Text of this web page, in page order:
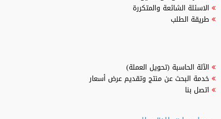
الاسئلة الشائعة والمتكررة
طريقة الطلب
الآلة الحاسبة (تحويل العملة)
خدمة البحث عن منتج وتقديم عرض أسعار
اتصل بنا